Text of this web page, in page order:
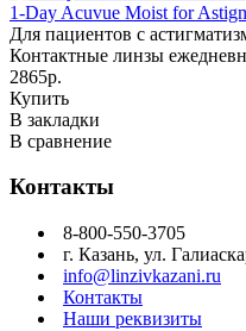
1-Day Acuvue Moist for
Для пациентов с
Контактные линзы
2865р.
Купить
В закладки
В сравнение
Контакты
8-800-550-3705
г. Казань, ул.
info@linzivkazani.ru
Контакты
Наши реквизиты